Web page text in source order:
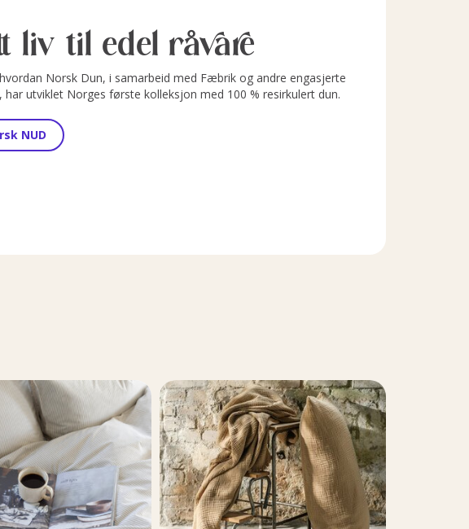
liv til edel råvare
Norsk Dun, i samarbeid med Fæbrik og andre engasjerte
har utviklet Norges første kolleksjon med 100 % resirkulert dun.
NUD